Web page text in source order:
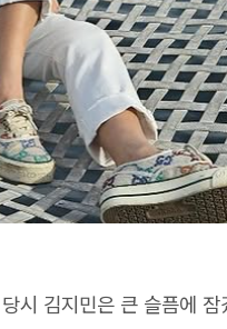
시 김지민은 큰 슬픔에